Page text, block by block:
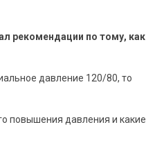
рекомендации по тому, как
давление 120/80, то
повышения давления и какие